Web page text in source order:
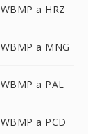
WBMP a HRZ
WBMP a MNG
WBMP a PAL
WBMP a PCD